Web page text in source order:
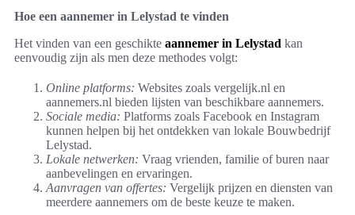
Hoe een aannemer in Lelystad te vinden
Het vinden van een geschikte aannemer in Lelystad kan
eenvoudig zijn als men deze methodes volgt:
Online platforms: Websites zoals vergelijk.nl en
aannemers.nl bieden lijsten van beschikbare aannemers.
Sociale media: Platforms zoals Facebook en Instagram
kunnen helpen bij het ontdekken van lokale Bouwbedrijf
Lelystad.
Lokale netwerken: Vraag vrienden, familie of buren naar
aanbevelingen en ervaringen.
Aanvragen van offertes: Vergelijk prijzen en diensten van
meerdere aannemers om de beste keuze te maken.